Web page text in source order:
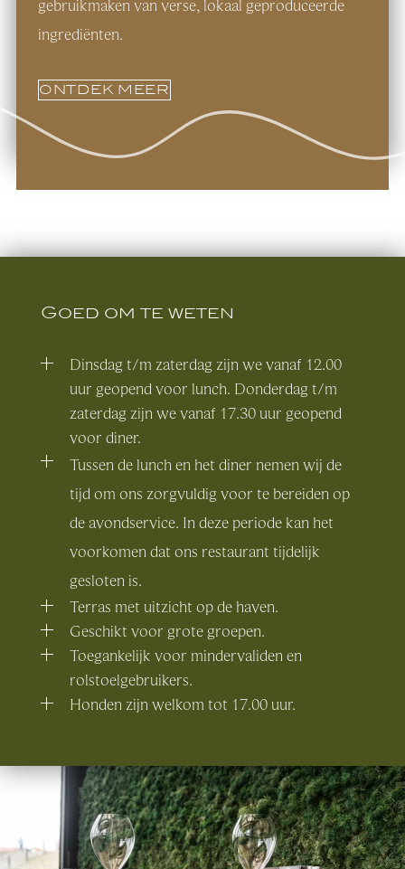
gebruikmaken van verse, lokaal geproduceerde
ingrediënten.
ONTDEK MEER
Goed om te weten
Dinsdag t/m zaterdag zijn we vanaf 12.00
uur geopend voor lunch. Donderdag t/m
zaterdag zijn we vanaf 17.30 uur geopend
voor diner.
Tussen de lunch en het diner nemen wij de
tijd om ons zorgvuldig voor te bereiden op
de avondservice. In deze periode kan het
voorkomen dat ons restaurant tijdelijk
gesloten is.
Terras met uitzicht op de haven.
Geschikt voor grote groepen.
Toegankelijk voor mindervaliden en
rolstoelgebruikers.
Honden zijn welkom tot 17.00 uur.